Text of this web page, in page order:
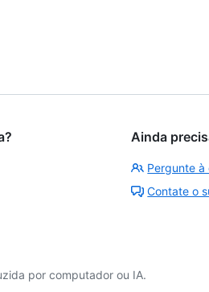
Ainda
Pergunte à
Contate o
por computador ou IA.